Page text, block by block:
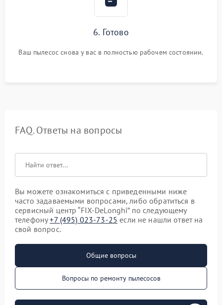
6. Готово
Ваш пылесос снова у вас в полностью рабочем состоянии.
FAQ. Ответы на вопросы
Вы можете ознакомиться с приведенными ниже
часто задаваемыми вопросами, либо обратиться в
сервисный центр “FIX-DeLonghi” по следующему
телефону+7 (495) 023-73-25 если не нашли ответ на
свой вопрос.
Общие вопросы
Вопросы по ремонту пылесосов